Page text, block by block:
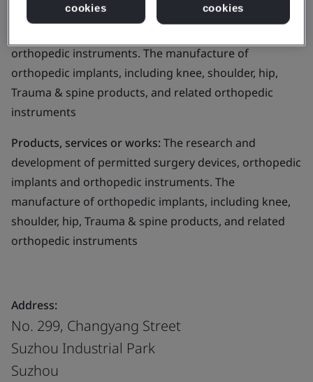
Business scope:The research and development of
orthopedic instruments. The manufacture of
orthopedic implants, including knee, shoulder, hip,
Trauma & spine products, and related orthopedic
instruments
Products, services or works:The research and
development of permitted surgery devices, orthopedic
implants and orthopedic instruments. The
manufacture of orthopedic implants, including knee,
shoulder, hip, Trauma & spine products, and related
orthopedic instruments
Address:
No. 299, Changyang Street
Suzhou Industrial Park
Suzhou
cookies
cookies